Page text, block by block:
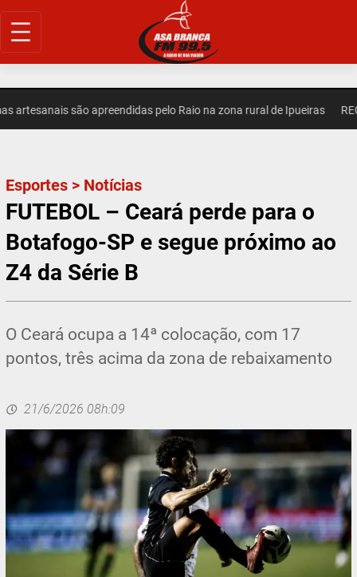
Pular
para
são apreendidas pelo Raio na zona rural de Ipueiras
Esportes > Notícias
FUTEBOL – Ceará perde para o
Botafogo-SP e segue próximo ao
Z4 da Série B
O Ceará ocupa a 14ª colocação, com 17
pontos, três acima da zona de rebaixamento
21/6/2026 08h:09